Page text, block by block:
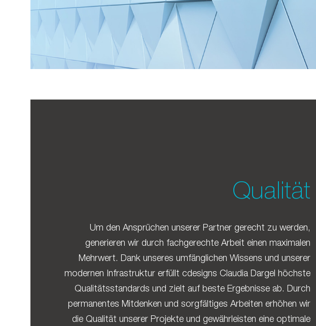
Qualität
Um den Ansprüchen unserer Partner gerecht zu werden,
generieren wir durch fachgerechte Arbeit einen maximalen
Mehrwert. Dank unseres umfänglichen Wissens und unserer
modernen Infrastruktur erfüllt cdesigns Claudia Dargel höchste
Qualitätsstandards und zielt auf beste Ergebnisse ab. Durch
permanentes Mitdenken und sorgfältiges Arbeiten erhöhen wir
die Qualität unserer Projekte und gewährleisten eine optimale